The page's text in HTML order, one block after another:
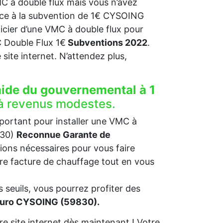
à double flux mais vous n’avez
à la subvention de 1€ CYSOING
d’une VMC à double flux pour
Flux 1€ Subventions 2022.
internet. N’attendez plus,
du gouvernemental à 1
revenus modestes.
pour installer une VMC à
Reconnue Garante de
nécessaires pour vous faire
facture de chauffage tout en vous
seuils, vous pourrez profiter des
CYSOING (59830).